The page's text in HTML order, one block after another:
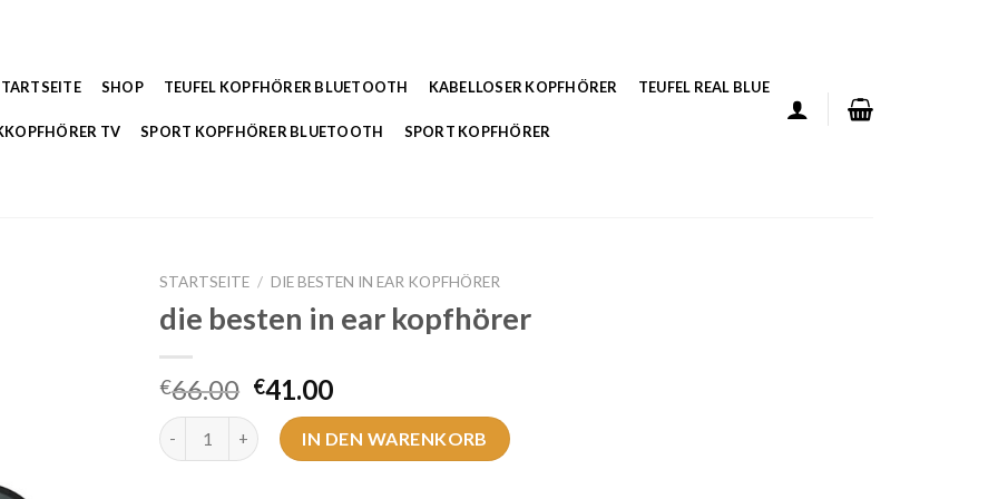
SHOP TEUFEL KOPFHÖRER BLUETOOTH KABELLOSER KOPFHÖRER TEUFEL REAL BLUE
TV SPORT KOPFHÖRER BLUETOOTH SPORT KOPFHÖRER
STARTSEITE / DIE BESTEN IN EAR KOPFHÖRER
die besten in ear kopfhörer
€66.00 €41.00
die besten in ear kopfhörer Menge
IN DEN WARENKORB